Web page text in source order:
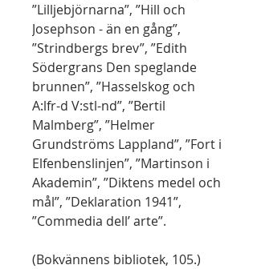
”Lilljebjörnarna”, ”Hill och
Josephson - än en gång”,
”Strindbergs brev”, ”Edith
Södergrans Den speglande
brunnen”, ”Hasselskog och
A:lfr-d V:stl-nd”, ”Bertil
Malmberg”, ”Helmer
Grundströms Lappland”, ”Fort i
Elfenbenslinjen”, ”Martinson i
Akademin”, ”Diktens medel och
mål”, ”Deklaration 1941”,
”Commedia dell’ arte”.
(Bokvännens bibliotek, 105.)